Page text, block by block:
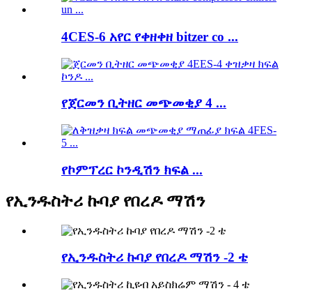
4CES-6 አየር የቀዘቀዘ bitzer co ...
የጀርመን ቢትዘር መጭመቂያ 4 ...
የኮምፕረር ኮንዲሽን ክፍል ...
የኢንዱስትሪ ኩባያ የበረዶ ማሽን
የኢንዱስትሪ ኩባያ የበረዶ ማሽን -2 ቴ